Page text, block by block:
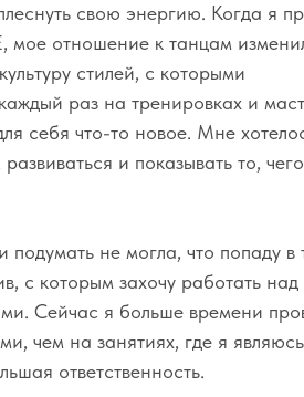
свою энергию. Когда я
мое отношение к танцам
стилей, с которыми
раз на тренировках и
себя что-то новое. Мне
и показывать то,
подумать не могла, что попаду в
с которым захочу работать
Сейчас я больше времени
чем на занятиях, где я являюсь
ответственность.